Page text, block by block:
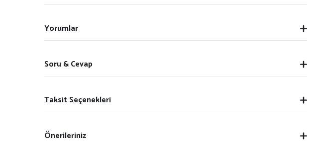
Yorumlar
Soru & Cevap
Taksit Seçenekleri
Önerileriniz